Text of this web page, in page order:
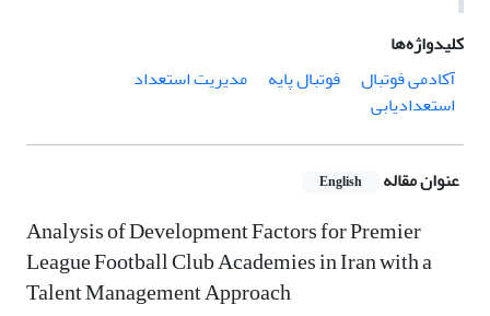
کلیدواژه‌ها
آکادمی فوتبال
فوتبال پایه
مدیریت استعداد
استعدادیابی
عنوان مقاله English
Analysis of Development Factors for Premier
League Football Club Academies in Iran with a
Talent Management Approach